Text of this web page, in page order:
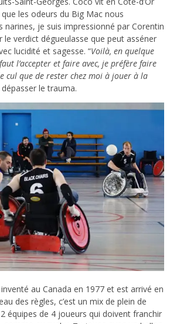
les odeurs du Big Mac nous
narines, je suis impressionné par Corentin
verdict dégueulasse que peut asséner
lucidité et sagesse. “Voilà, en quelque
l’accepter et faire avec, je préfère faire
cul que de rester chez moi à jouer à la
le trauma.
au Canada en 1977 et est arrivé en
des règles, c’est un mix de plein de
équipes de 4 joueurs qui doivent franchir